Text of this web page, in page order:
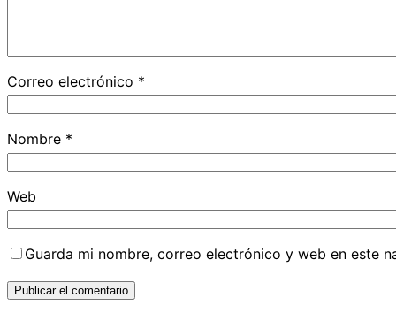
Correo electrónico *
Nombre *
Web
Guarda mi nombre, correo electrónico y web en este